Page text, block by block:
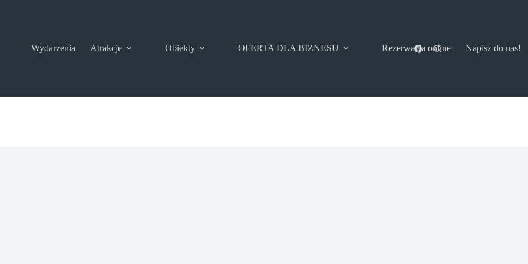
Wydarzenia Atrakcje Obiekty OFERTA DLA BIZNESU Rezerwacja online Napisz do nas!